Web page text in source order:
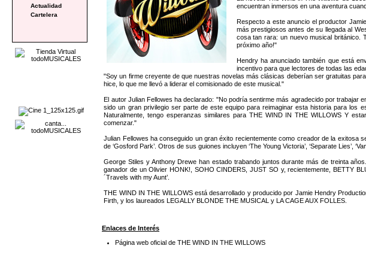
encuentran inmersos en una aventura
Respecto a este anuncio el productor
más prestigiosos antes de su llegada al
cosa tan rara: un nuevo musical británico.
próximo año!"
Hendry ha anunciado también que está
incentivo para que lectores de todas las
"Soy un firme creyente de que nuestras novelas más clásicas deberían ser gratuitas
hice, lo que me llevó a liderar el comisionado de este musical."
El autor Julian Fellowes ha declarado: "No podría sentirme más agradecido por
sido un gran privilegio ser parte de este equipo para reimaginar esta historia para los
Naturalmente, tengo esperanzas similares para THE WIND IN THE WILLOWS Y
comenzar."
Julian Fellowes ha conseguido un gran éxito recientemente como creador de la exitosa
de ‘Gosford Park’. Otros de sus guiones incluyen ‘The Young Victoria’, ‘Separate Lies’,
George Stiles y Anthony Drewe han estado trabando juntos durante más de treinta
ganador de un Olivier HONK!, SOHO CINDERS, JUST SO y, recientemente, BETTY
´Travels with my Aunt’.
THE WIND IN THE WILLOWS está desarrollado y producido por Jamie Hendry
Firth, y los laureados LEGALLY BLONDE THE MUSICAL y LA CAGE AUX FOLLES.
Enlaces de Interés
Página web oficial de THE WIND IN THE WILLOWS
Actualidad
Cartelera